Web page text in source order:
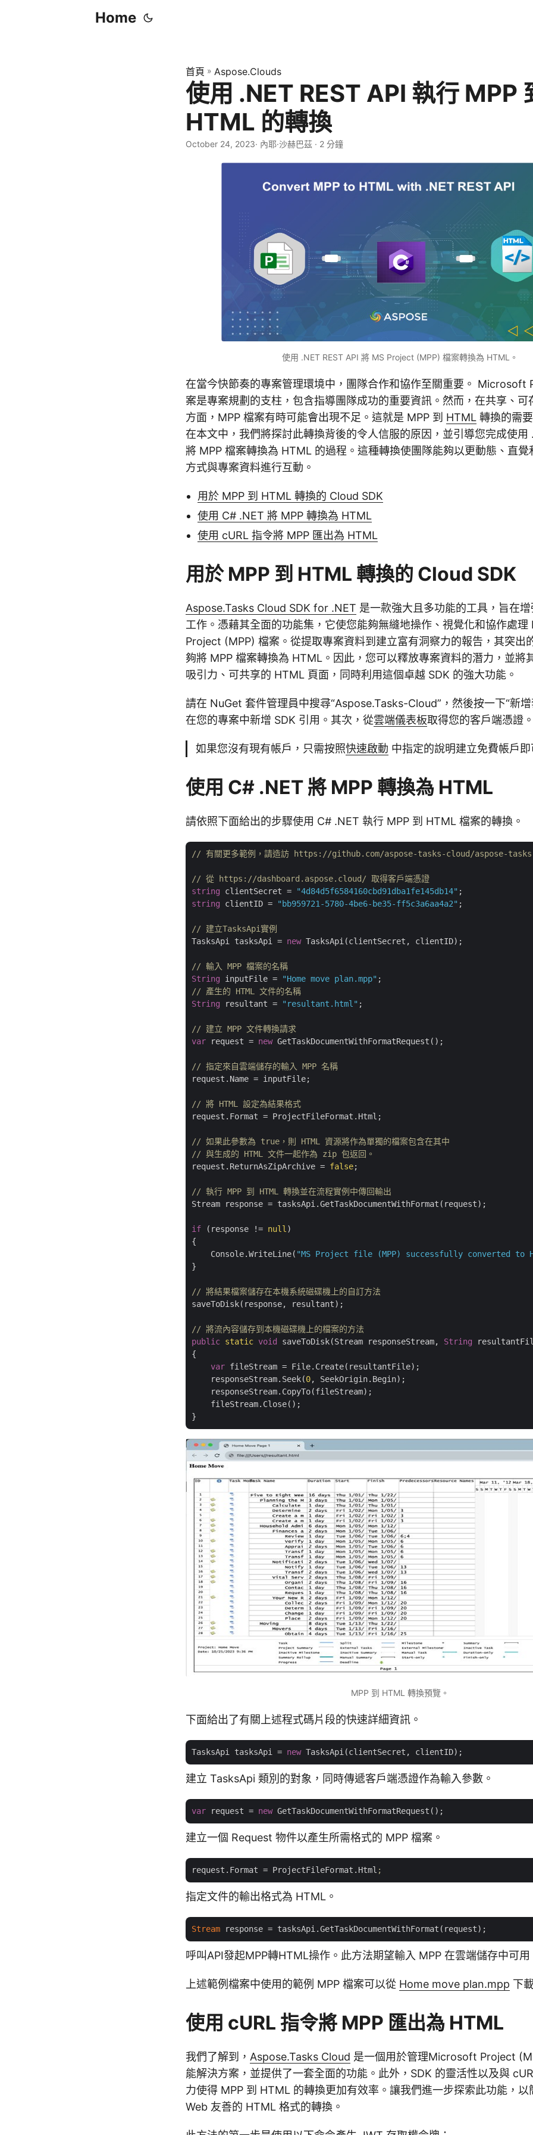
Home
首頁 » Aspose.Clouds
使用 .NET REST API 執行 MPP
HTML 的轉換
October 24, 2023· 內耶·沙赫巴茲 · 2 分鐘
使用 .NET REST API 將 MS Project (MPP) 檔案轉換為 HTML。
在當今快節奏的專案管理環境中，團隊合作和協作至關重要。 Microsoft
案是專案規劃的支柱，包含指導團隊成功的重要資訊。然而，在共享、可
方面，MPP 檔案有時可能會出現不足。這就是 MPP 到 HTML 轉換的需
在本文中，我們將探討此轉換背後的令人信服的原因，並引導您完成使用
將 MPP 檔案轉換為 HTML 的過程。這種轉換使團隊能夠以更動態、直覺
方式與專案資料進行互動。
用於 MPP 到 HTML 轉換的 Cloud SDK
使用 C# .NET 將 MPP 轉換為 HTML
使用 cURL 指令將 MPP 匯出為 HTML
用於 MPP 到 HTML 轉換的 Cloud SDK
Aspose.Tasks Cloud SDK for .NET 是一款強大且多功能的工具，旨在
工作。憑藉其全面的功能集，它使您能夠無縫地操作、視覺化和協作處
Project (MPP) 檔案。從提取專案資料到建立富有洞察力的報告，其突出
夠將 MPP 檔案轉換為 HTML。因此，您可以釋放專案資料的潛力，並將
吸引力、可共享的 HTML 頁面，同時利用這個卓越 SDK 的強大功能。
請在 NuGet 套件管理員中搜尋“Aspose.Tasks-Cloud”，然後按一下“新
在您的專案中新增 SDK 引用。其次，從雲端儀表板取得您的客戶端憑證
如果您沒有現有帳戶，只需按照快速啟動 中指定的說明建立免費帳戶
使用 C# .NET 將 MPP 轉換為 HTML
請依照下面給出的步驟使用 C# .NET 執行 MPP 到 HTML 檔案的轉換。
// 有關更多範例，請造訪 https://github.com/aspose-tasks-cloud/aspose-
// 從 https://dashboard.aspose.cloud/ 取得客戶端憑證
string clientSecret = "4d84d5f6584160cbd91dba1fe145db14"
string clientID = "bb959721-5780-4be6-be35-ff5c3a6aa4a2" ;
// 建立TasksApi實例
TasksApi tasksApi = new TasksApi(clientSecret, clientID);
// 輸入 MPP 檔案的名稱
String inputFile = "Home move plan.mpp"
// 產生的 HTML 文件的名稱
String resultant = "resultant.html" ;
// 建立 MPP 文件轉換請求
var request = new GetTaskDocumentWithFormatRequest();
// 指定來自雲端儲存的輸入 MPP 名稱
request.Name = inputFile;
// 將 HTML 設定為結果格式
request.Format = ProjectFileFormat.Html;
// 如果此參數為 true，則 HTML 資源將作為單獨的檔案包含在其中
// 與生成的 HTML 文件一起作為 zip 包返回。
request.ReturnAsZipArchive = false;
// 執行 MPP 到 HTML 轉換並在流程實例中傳回輸出
Stream response = tasksApi.GetTaskDocumentWithFormat(request);
if (response != null )
{
    Console.WriteLine(
"MS Project file (MPP) successfully converted to
}
// 將結果檔案儲存在本機系統磁碟機上的自訂方法
saveToDisk(response, resultant);
// 將流內容儲存到本機磁碟機上的檔案的方法
public static void saveToDisk(Stream responseStream, String
{
var fileStream = File.Create(resultantFile);
    responseStream.Seek(
0, SeekOrigin.Begin);
    responseStream.CopyTo(fileStream);
    fileStream.Close();
MPP 到 HTML 轉換預覽。
下面給出了有關上述程式碼片段的快速詳細資訊。
TasksApi tasksApi = new
建立 TasksApi 類別的對象，同時傳遞客戶端憑證作為輸入參數。
var request = new
建立一個 Request 物件以產生所需格式的 MPP 檔案。
request.Format = ProjectFileFormat.Html ;
指定文件的輸出格式為 HTML。
Stream
呼叫API發起MPP轉HTML操作。此方法期望輸入 MPP 在雲端儲存中可用
上述範例檔案中使用的範例 MPP 檔案可以從 Home move plan.mpp 下
使用 cURL 指令將 MPP 匯出為 HTML
我們了解到， Aspose.Tasks Cloud 是一個用於管理Microsoft Project
能解決方案，並提供了一套全面的功能。此外，SDK 的靈活性以及與
力使得 MPP 到 HTML 的轉換更加有效率。讓我們進一步探索此功能，以
Web 友善的 HTML 格式的轉換。